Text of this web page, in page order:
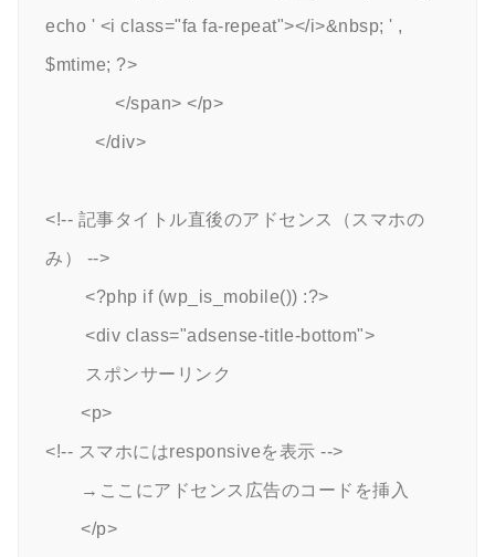
echo ' <i class="fa fa-repeat"></i>&nbsp; ' ,
$mtime; ?>
              </span> </p>
          </div>
<!-- 記事タイトル直後のアドセンス（スマホの
み） -->
        <?php if (wp_is_mobile()) :?>
        <div class="adsense-title-bottom">
	<p>
<!-- スマホにはresponsiveを表示 -->
	</p>